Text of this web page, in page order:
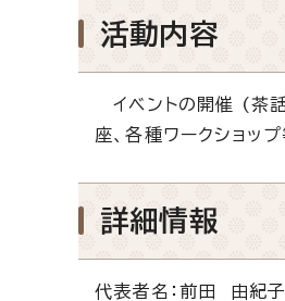
活動内容
イベントの開催 (茶話
座、各種ワークショップ
詳細情報
代表者名：前田 由紀